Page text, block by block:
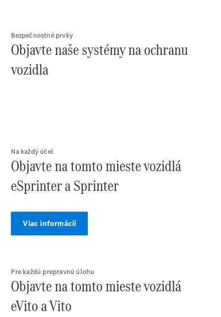
Šasi -
Jednokabína
Sprinter
Šasi -
Dvojkabína
Vito
Všetky Vito
Vito
Vito Mixto
Vito Tourer
Konfigurátor
Bezpečnostné prvky
Objavte naše systémy na ochranu
vozidla
Na každý účel
Objavte na tomto mieste vozidlá
eSprinter a Sprinter
Viac informácií
Pre každú prepravnú úlohu
Objavte na tomto mieste vozidlá
eVito a Vito